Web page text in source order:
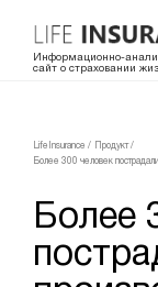
Информационно-
сайт о страховании
LifeInsurance / Продукт/
Более 300 человек
Более